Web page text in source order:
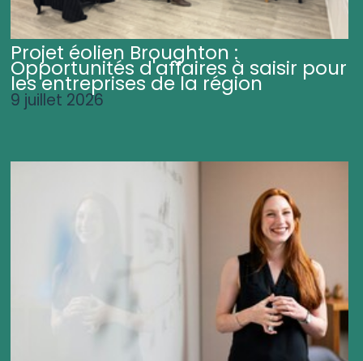
Projet éolien Broughton :
Opportunités d'affaires à saisir pour
les entreprises de la région
9 juillet 2026